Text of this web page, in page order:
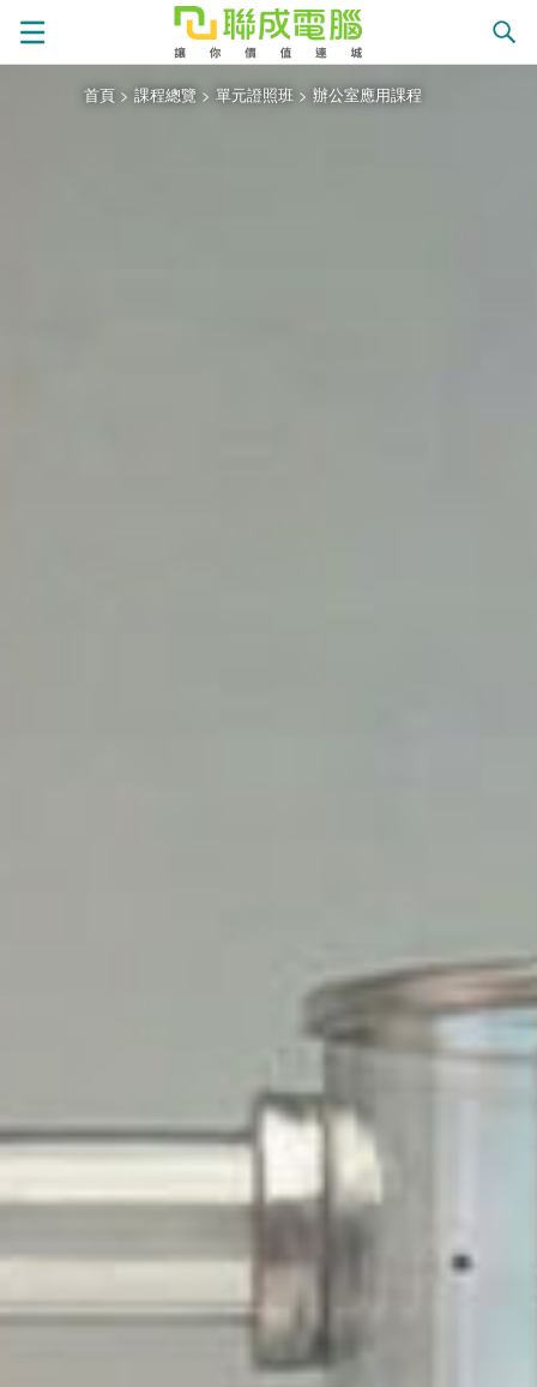
首頁 > 課程總覽 > 單元證照班 > 辦公室應用課程